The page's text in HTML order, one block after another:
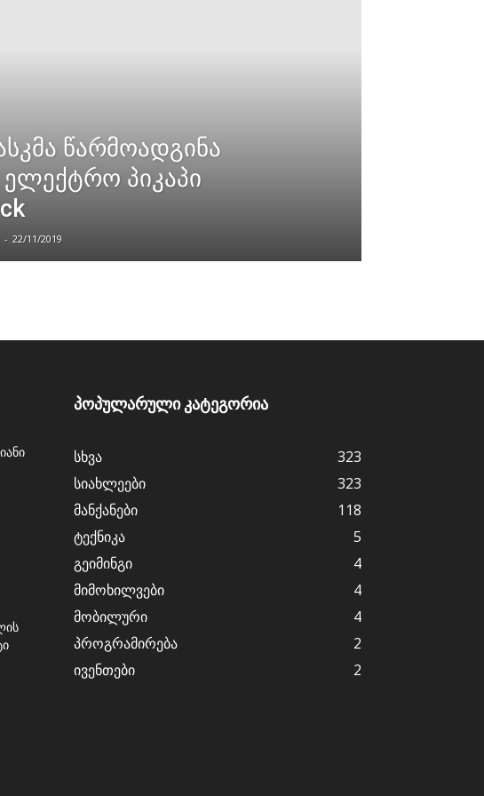
წარმოადგინა
პიკაპი
- 22/11/2019
პოპულარული კატეგორია
სხვა
323
სიახლეები
323
მანქანები
118
ტექნიკა
5
გეიმინგი
4
მიმოხილვები
4
მობილური
4
პროგრამირება
2
ივენთები
2